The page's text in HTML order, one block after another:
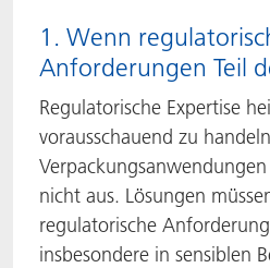
1. Wenn
Anforderungen Teil
Regulatorische Expertise
vorausschauend zu
nicht aus. Lösungen
regulatorische
insbesondere in sensiblen